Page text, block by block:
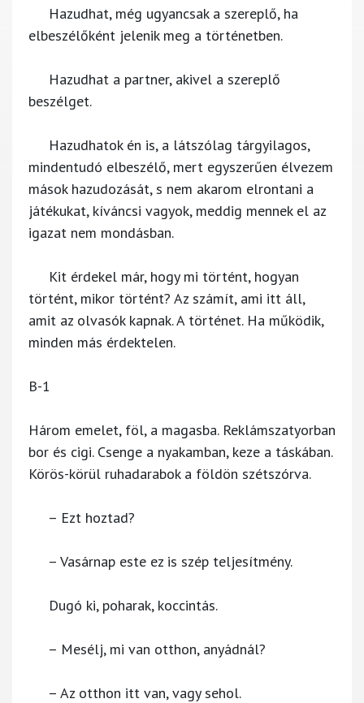
Hazudhat, még ugyancsak a szereplő, ha
elbeszélőként jelenik meg a történetben.
Hazudhat a partner, akivel a szereplő
beszélget.
Hazudhatok én is, a látszólag tárgyilagos,
mindentudó elbeszélő, mert egyszerűen élvezem
mások hazudozását, s nem akarom elrontani a
játékukat, kíváncsi vagyok, meddig mennek el az
igazat nem mondásban.
Kit érdekel már, hogy mi történt, hogyan
történt, mikor történt? Az számít, ami itt áll,
amit az olvasók kapnak. A történet. Ha működik,
minden más érdektelen.
B-1
Három emelet, föl, a magasba. Reklámszatyorban
bor és cigi. Csenge a nyakamban, keze a táskában.
Körös-körül ruhadarabok a földön szétszórva.
– Ezt hoztad?
– Vasárnap este ez is szép teljesítmény.
Dugó ki, poharak, koccintás.
– Mesélj, mi van otthon, anyádnál?
– Az otthon itt van, vagy sehol.